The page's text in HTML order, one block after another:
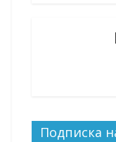
Подписка